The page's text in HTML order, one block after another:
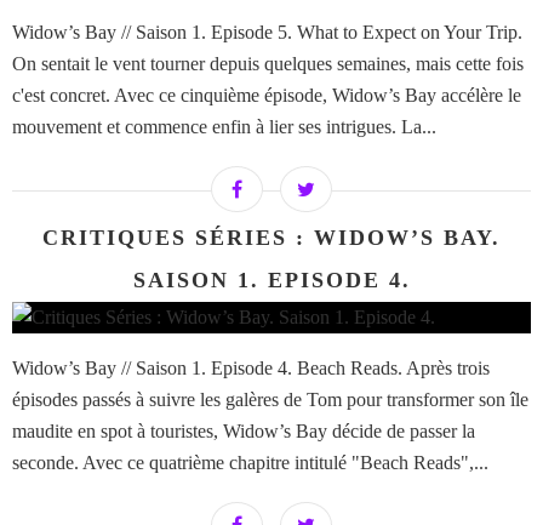
Widow’s Bay // Saison 1. Episode 5. What to Expect on Your Trip.
On sentait le vent tourner depuis quelques semaines, mais cette fois
c'est concret. Avec ce cinquième épisode, Widow’s Bay accélère le
mouvement et commence enfin à lier ses intrigues. La...
CRITIQUES SÉRIES : WIDOW’S BAY.
SAISON 1. EPISODE 4.
Widow’s Bay // Saison 1. Episode 4. Beach Reads. Après trois
épisodes passés à suivre les galères de Tom pour transformer son île
maudite en spot à touristes, Widow’s Bay décide de passer la
seconde. Avec ce quatrième chapitre intitulé "Beach Reads",...